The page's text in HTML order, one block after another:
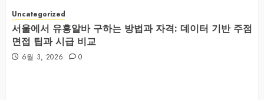
Uncategorized
서울에서 유흥알바 구하는 방법과 자격: 데이터 기반 주점
면접 팁과 시급 비교
6월 3, 2026 0